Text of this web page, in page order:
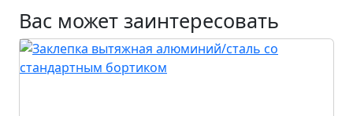
Вас может заинтересовать